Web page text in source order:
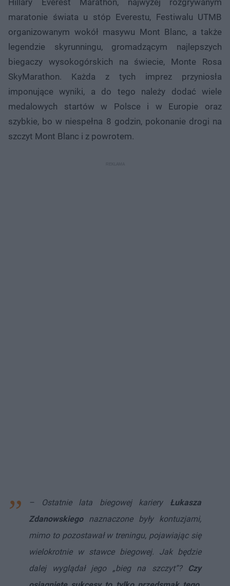
maratonie świata u stóp Everestu, Festiwalu UTMB
organizowanym wokół masywu Mont Blanc, a także
legendzie skyrunningu, gromadzącym najlepszych
biegaczy wysokogórskich na świecie, Monte Rosa
SkyMarathon. Każda z tych imprez przyniosła
imponujące wyniki, a do tego należy dodać wiele
medalowych startów w Polsce i w Europie oraz
szybkie, bo w niespełna 8 godzin, pokonanie drogi na
szczyt Mont Blanc i z powrotem.
– Ostatnie lata biegowej kariery
Łukasza
Zdanowskiegonaznaczone były kontuzjami,
mimo to pozostawał w treningu, pojawiając się
wielokrotnie w stawce biegowej. Jak będzie
dalej wyglądał jego „bieg na szczyt”?
Czy